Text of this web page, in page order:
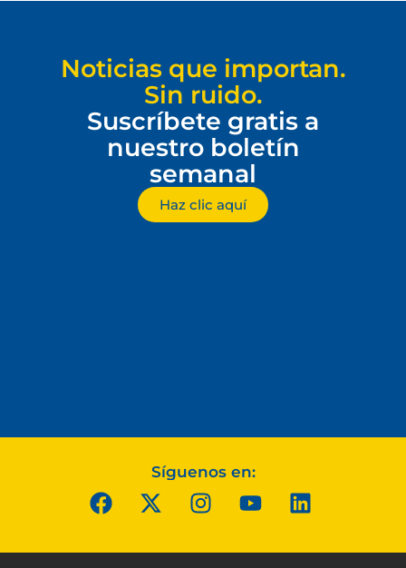
Noticias que importan.
Sin ruido.
Suscríbete gratis a
nuestro boletín
semanal
Haz clic aquí
Síguenos en: